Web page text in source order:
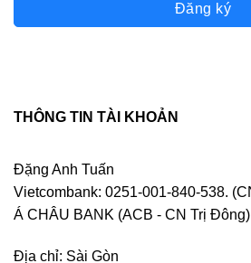
Đăng ký
THÔNG TIN TÀI KHOẢN
Đặng Anh Tuấn
Vietcombank: 0251-001-840-538.
Á CHÂU BANK (ACB - CN Trị
Địa chỉ: Sài Gòn